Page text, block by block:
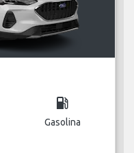
local_gas_station
Gasolina